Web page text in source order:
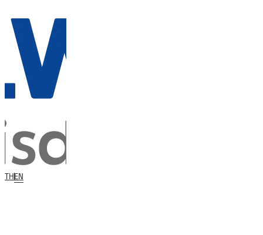
THEN